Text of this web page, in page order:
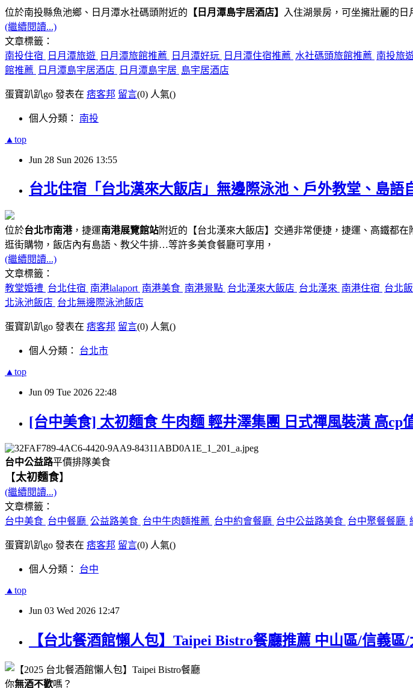
位於南投縣魚池鄉、日月潭水社碼頭附近的 【日月潭島宇居酒店】
入住湖景房，可坐擁壯麗的日
(繼續閱讀...)
文章標籤：
南投住宿
日月潭旅遊 日月潭旅館推薦 日月潭好玩 日月潭住宿推薦 水社碼頭旅館推薦 南投旅
館推薦
日月潭島宇居酒店 日月潭島宇居 島宇居酒店
蛋寶趴趴go 發表在 痞客邦 留言(0) 人氣()
個人分類： 南投
▲top
Jun 28 Sun 2026 13:55
台北住宿「台北漢來大飯店」無邊際泳池、戶外教堂、島語
位於台北市南港，捷運南港展覽館站附近的【台北漢來大飯店】交通非常便捷，捷運、高鐵都
逛街購物，飯店內有島語、教父牛排…等許多美食餐廳可享用，
(繼續閱讀...)
文章標籤：
教堂婚禮 台北住宿 南港lalaport 南港美食 南港景點 台北漢來大飯店 台北漢來 南港住宿 台北
北泳池飯店 台北無邊際泳池飯店
蛋寶趴趴go 發表在 痞客邦 留言(0) 人氣()
個人分類： 台北市
▲top
Jun 09 Tue 2026 22:48
[台中美食] 太初麵食 牛肉麵 輕井澤集團 日式禪風裝潢 高cp
台中公益路平價排隊美食
【太初麵食】
(繼續閱讀...)
文章標籤：
台中美食 台中餐廳 公益路美食 台中牛肉麵推薦 台中約會餐廳 台中公益路美食 台中聚餐餐廳
蛋寶趴趴go 發表在 痞客邦 留言(0) 人氣()
個人分類： 台中
▲top
Jun 03 Wed 2026 12:47
【台北餐酒館懶人包】Taipei Bistro餐廳推薦 中山區/信義
你無酒不歡嗎？